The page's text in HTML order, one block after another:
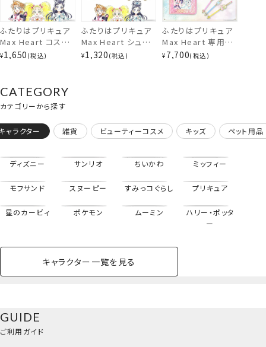
専用ポーチ＆メイクブラシ
3本セット＜妖精＞
ふたりはプリキュア
Max Heart コスメ
ポーチ ＜ メップル
SHOBIDO
¥1,650 税込
ふたりはプリキュア
Max Heart シュシ
ュ＆イヤリング ＜ メ
¥1,320 税込
ふたりはプリキュア
Max Heart 専用ポ
ーチ＆メイクブラシ
¥ 7,700 税込
CATEGORY
カテゴリーから探す
ャラクター 雑貨 ビューティーコスメ キッズ ペット用品
ディズニー サンリオ ちいかわ ミッフィー
モフサンド スヌーピー すみっコぐらし プリキュア
星のカービィ ポケモン ムーミン
ハリー・ポッタ
ー
キャラクター一覧を見る
イクアップ
バッグ・タオル・
小物
GUIDE
ご利用ガイド